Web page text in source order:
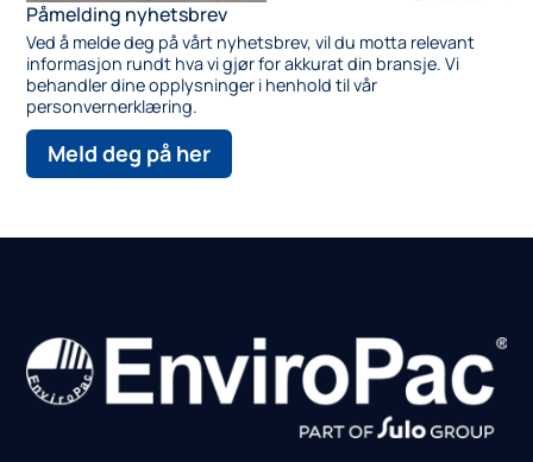
Påmelding nyhetsbrev
Ved å melde deg på vårt nyhetsbrev, vil du motta relevant
informasjon rundt hva vi gjør for akkurat din bransje.Vi
behandler dine opplysninger i henhold til vår
personvernerklæring.
Meld deg på her